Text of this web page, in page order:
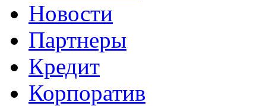
Новости
Партнеры
Кредит
Корпоратив